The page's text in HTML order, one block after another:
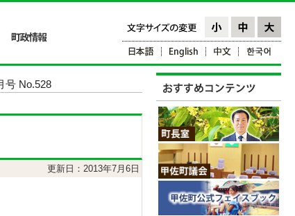
号 No.528
更新日：2013年7月6日